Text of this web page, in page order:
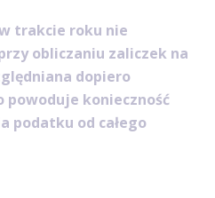
trakcie roku nie
obliczaniu zaliczek na
dopiero
powoduje konieczność
podatku od całego